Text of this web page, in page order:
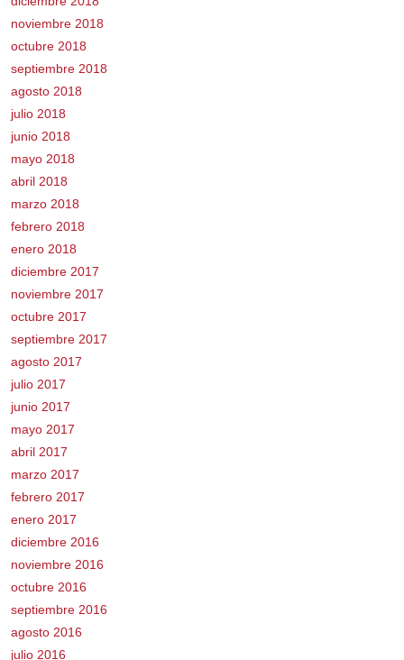
noviembre 2018
octubre 2018
septiembre 2018
agosto 2018
julio 2018
junio 2018
mayo 2018
abril 2018
marzo 2018
febrero 2018
enero 2018
diciembre 2017
noviembre 2017
octubre 2017
septiembre 2017
agosto 2017
julio 2017
junio 2017
mayo 2017
abril 2017
marzo 2017
febrero 2017
enero 2017
diciembre 2016
noviembre 2016
octubre 2016
septiembre 2016
agosto 2016
julio 2016